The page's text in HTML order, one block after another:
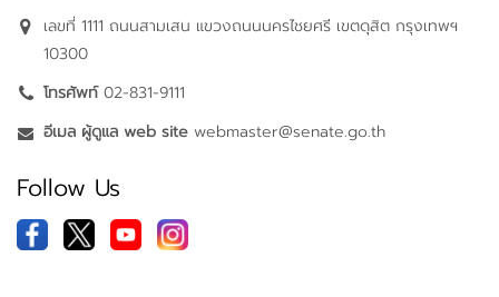
เลขที่ 1111 ถนนสามเสน แขวงถนนนครไชยศรี เขตดุสิต กรุงเทพฯ
10300
โทรศัพท์02-831-9111
อีเมล ผู้ดูแล web site webmaster@senate.go.th
Follow Us